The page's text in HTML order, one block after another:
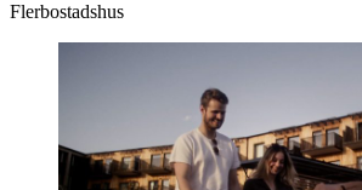
Flerbostadshus